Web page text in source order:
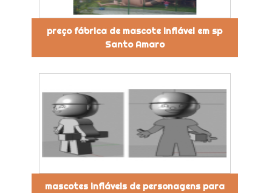
preço fábrica de mascote inflável em sp
Santo Amaro
mascotes infláveis de personagens para